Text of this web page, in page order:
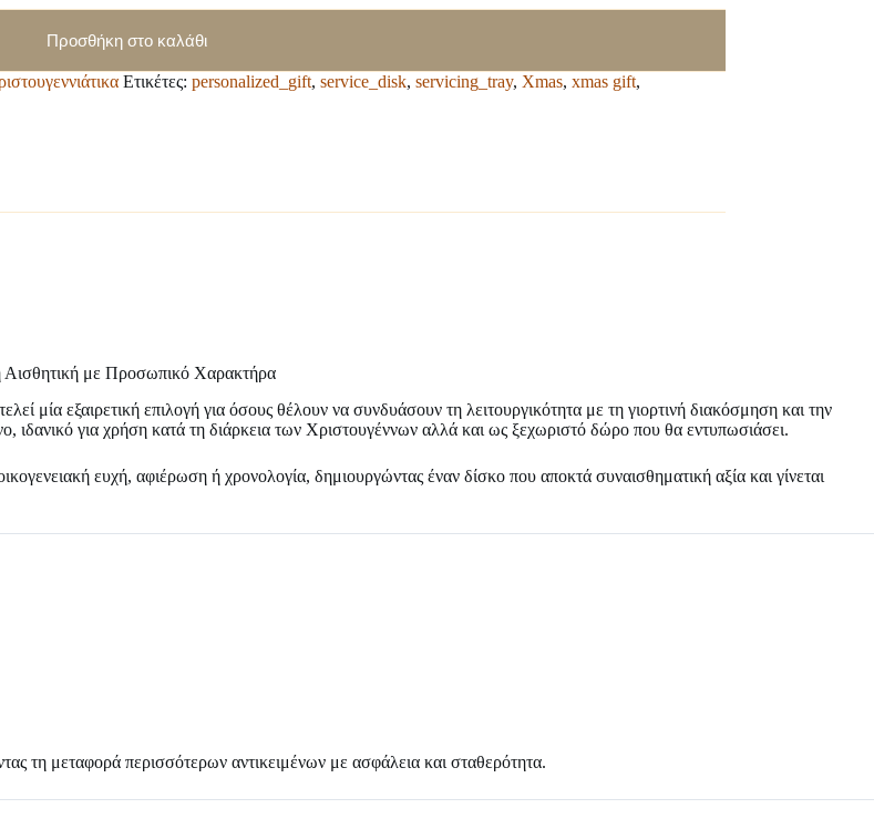
Προσθήκη στο καλάθι
Ετικέτες: personalized_gift, service_disk, servicing_tray, Xmas, xmas gift,
Αισθητική με Προσωπικό Χαρακτήρα
μία εξαιρετική επιλογή για όσους θέλουν να συνδυάσουν τη λειτουργικότητα με τη γιορτινή διακόσμηση και την
ιδανικό για χρήση κατά τη διάρκεια των Χριστουγέννων αλλά και ως ξεχωριστό δώρο που θα εντυπωσιάσει.
ευχή, αφιέρωση ή χρονολογία, δημιουργώντας έναν δίσκο που αποκτά συναισθηματική αξία και γίνεται
τη μεταφορά περισσότερων αντικειμένων με ασφάλεια και σταθερότητα.